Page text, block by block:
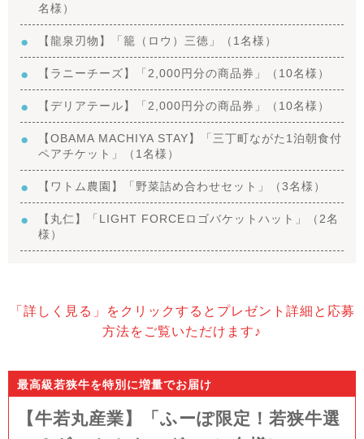
名様）
【龍泉刃物】「籠（ロウ）三徳」（1名様）
【ラニーチーズ】「2,000円分の商品券」（10名様）
【デリアテール】「2,000円分の商品券」（10名様）
【OBAMA MACHIYA STAY】「三丁町ながた1泊朝食付
ペアチケット」（1名様）
【ワトム農園】「野菜詰め合わせセット」（3名様）
【丸仁】「LIGHT FORCEロゴバケットハット」（2名
様）
「詳しく見る」をクリックするとプレゼント詳細と応募
方法をご覧いただけます♪
最高級若狭牛を特別に増量でお届け
【牛若丸産業】「ふーぽ限定！若狭牛選